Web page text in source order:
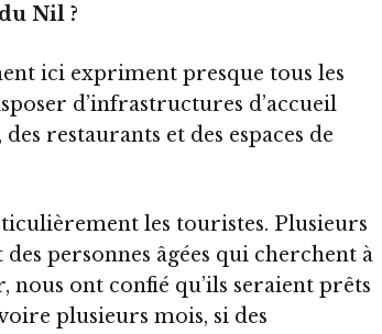
Nil ?
ici expriment presque tous les
d’infrastructures d’accueil
restaurants et des espaces de
les touristes. Plusieurs
personnes âgées qui cherchent à
nous ont confié qu’ils seraient prêts
plusieurs mois, si des